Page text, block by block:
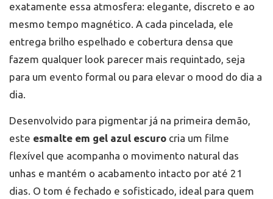
exatamente essa atmosfera: elegante, discreto e ao
mesmo tempo magnético. A cada pincelada, ele
entrega brilho espelhado e cobertura densa que
fazem qualquer look parecer mais requintado, seja
para um evento formal ou para elevar o mood do dia a
dia.
Desenvolvido para pigmentar já na primeira demão,
este esmalte em gel azul escuro cria um filme
flexível que acompanha o movimento natural das
unhas e mantém o acabamento intacto por até 21
dias. O tom é fechado e sofisticado, ideal para quem